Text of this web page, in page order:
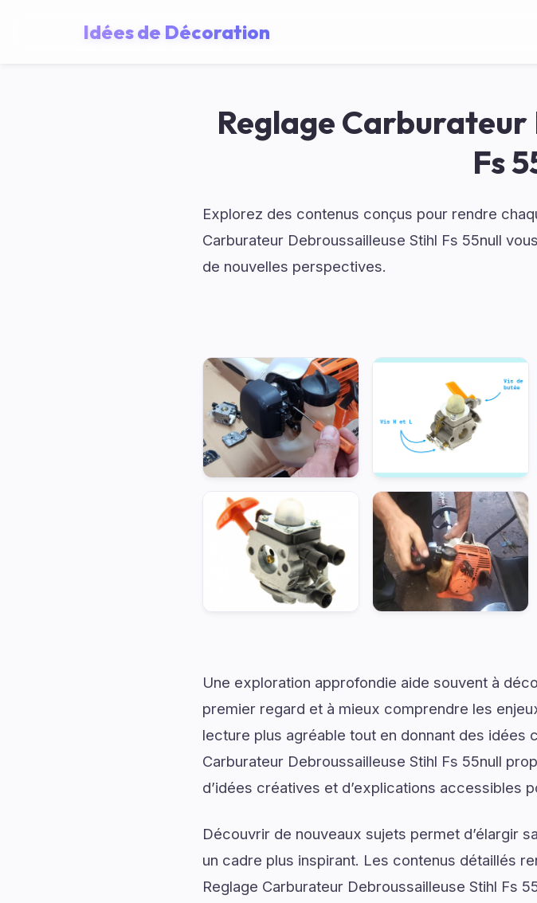
Idées de Décoration
Reglage
Fs
Explorez des contenus conçus pour rendre
Carburateur Debroussailleuse Stihl Fs 55null
de nouvelles perspectives.
Une exploration approfondie aide souvent à
premier regard et à mieux comprendre les
lecture plus agréable tout en donnant des idées
Carburateur Debroussailleuse Stihl Fs 55null
d’idées créatives et d’explications accessibles
Découvrir de nouveaux sujets permet d’élargir
un cadre plus inspirant. Les contenus détaillés
Reglage Carburateur Debroussailleuse Stihl Fs